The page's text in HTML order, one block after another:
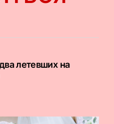
летевших на